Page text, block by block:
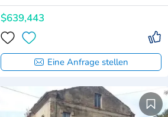
$639,443
Eine Anfrage stellen
5